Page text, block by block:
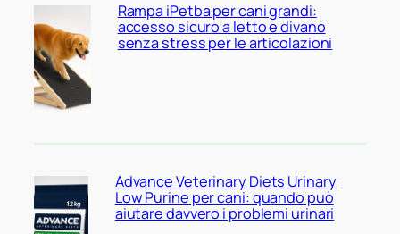
Rampa iPetba per cani grandi:
accesso sicuro a letto e divano
senza stress per le articolazioni
Advance Veterinary Diets Urinary
Low Purine per cani: quando può
aiutare davvero i problemi urinari